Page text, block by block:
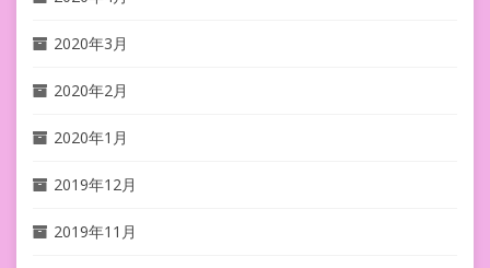
2020年3月
2020年2月
2020年1月
2019年12月
2019年11月